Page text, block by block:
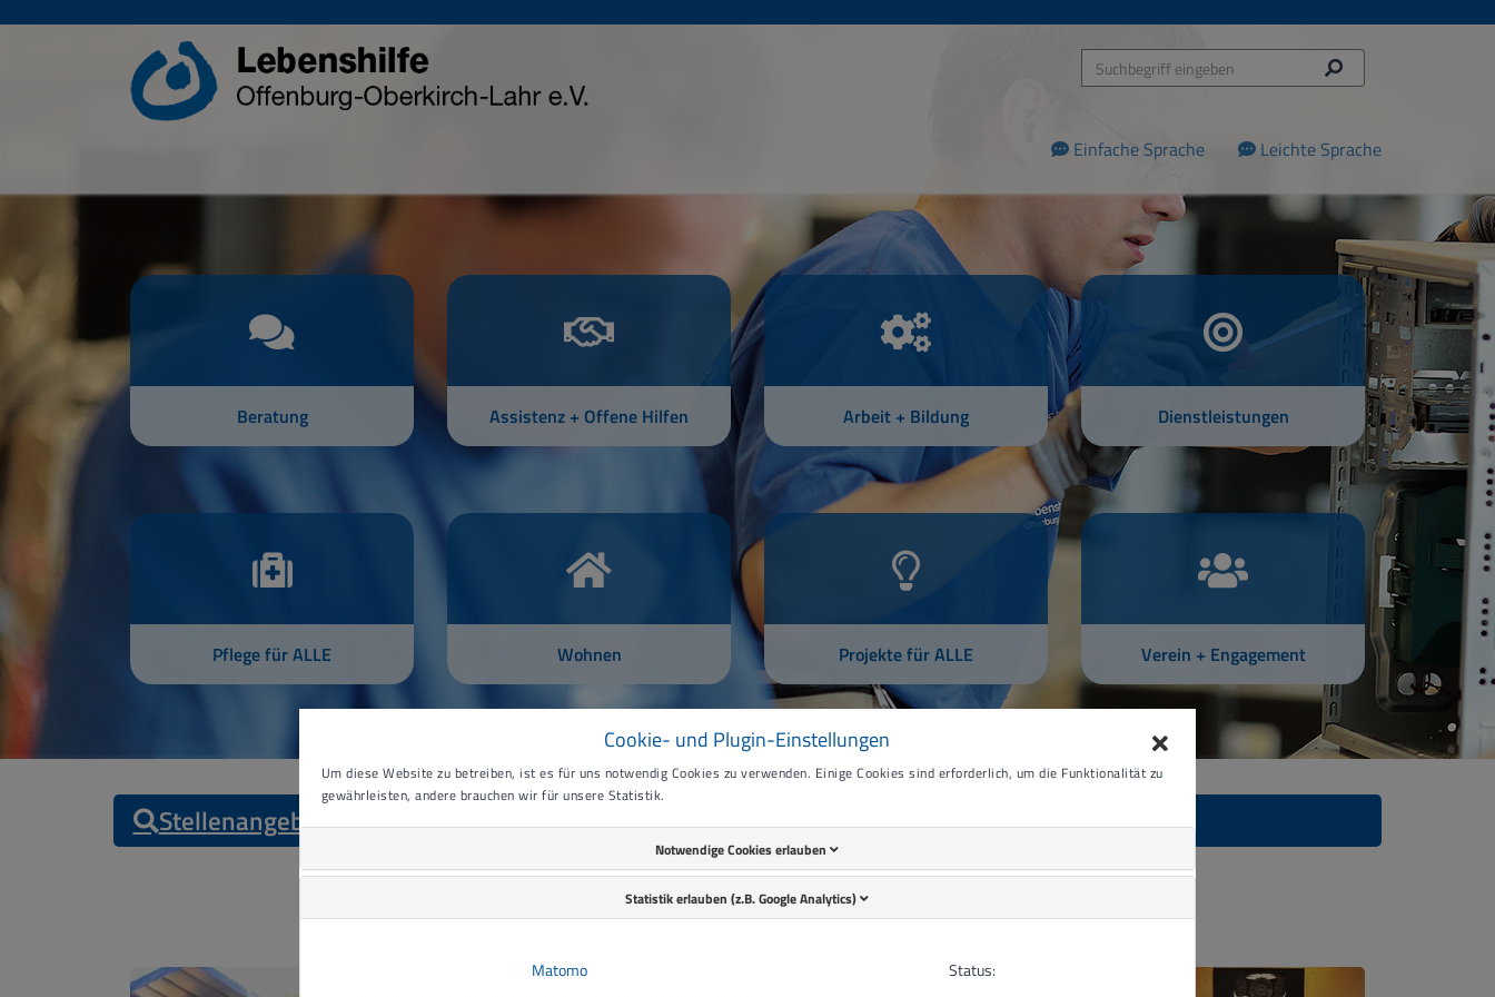
Einfache Sprache Leichte Sprache
Beratung Assistenz + Offene Hilfen Arbeit + Bildung Dienstleistungen
Pflege für ALLE Wohnen Projekte für ALLE Verein + Engagement
Stellenangebote Ausbildung Jetzt spenden
Aktuelles
Cookie- und Plugin-Einstellungen
Um diese Website zu betreiben, ist es für uns notwendig Cookies zu verwenden. Einige Cookies sind erforderlich, um die Funktionalität zu
gewährleisten, andere brauchen wir für unsere Statistik.
Notwendige Cookies erlauben
Statistik erlauben (z.B. Google Analytics)
Matomo Status: